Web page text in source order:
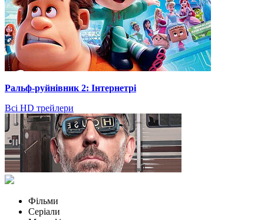
Ральф-руйнівник 2: Інтернетрі
Всі HD трейлери
Фільми
Серіали